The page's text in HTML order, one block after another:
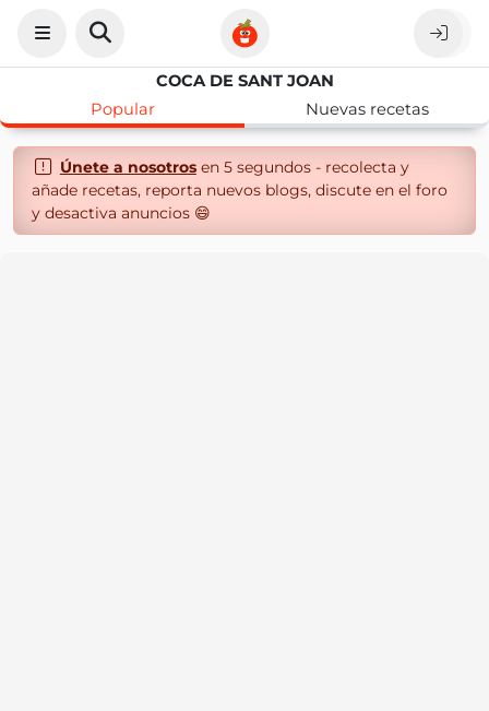
COCA DE SANT JOAN
Popular
Nuevas recetas
Únete a nosotrosen 5 segundos - recolecta y
añade recetas, reporta nuevos blogs, discute en el foro
y desactiva anuncios 😄